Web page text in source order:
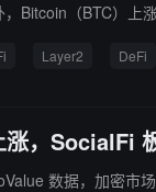
（BTC）上涨 1.63%
（MERL）上涨 3.94%；DeFi 板块下跌 0.92%，Kamino（KMNO
Layer2 DeFi
，SocialFi
数据，加密市